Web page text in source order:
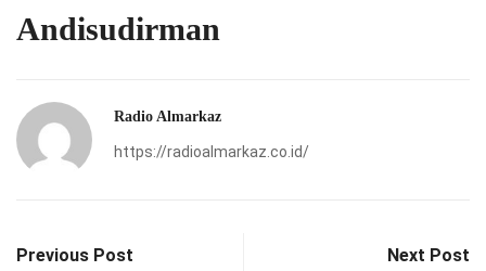
Andisudirman
Radio Almarkaz
https://radioalmarkaz.co.id/
Previous Post Next Post